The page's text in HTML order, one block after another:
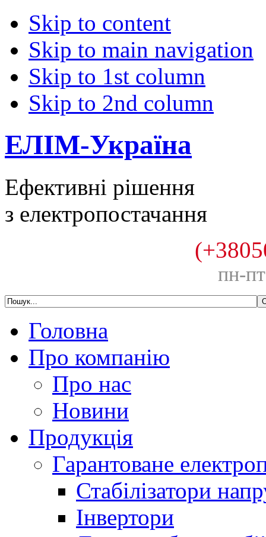
Skip to content
Skip to main navigation
Skip to 1st column
Skip to 2nd column
ЕЛІМ-Україна
Ефективні рішення
з електропостачання
пн-
Головна
Про компанію
Про нас
Новини
Продукція
Гарантоване
Стабілізатори
Інвертори